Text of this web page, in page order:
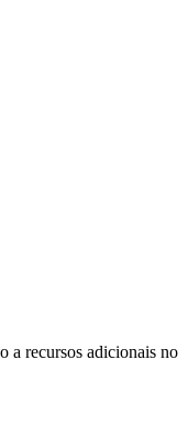
a recursos adicionais no